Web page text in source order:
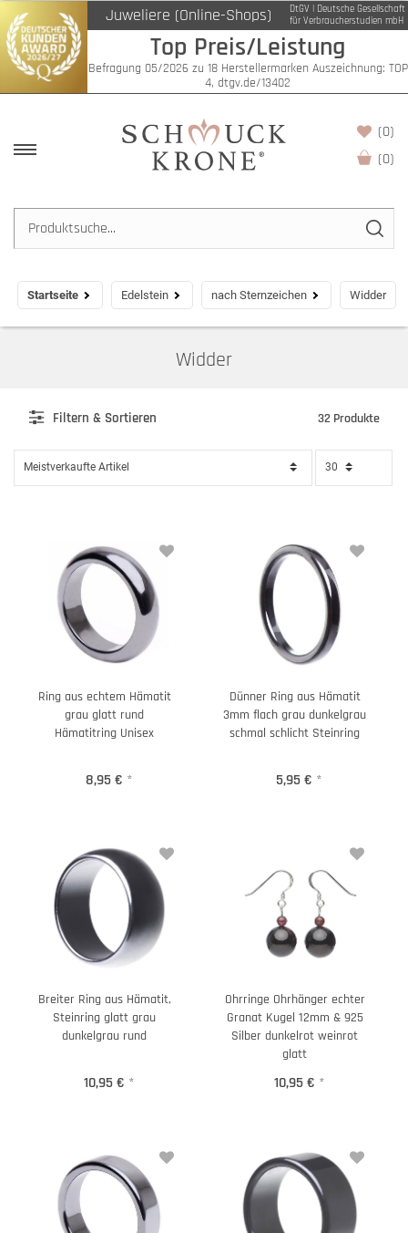
Juweliere (Online-Shops)
DtGV | Deutsche Gesellschaft
für Verbraucherstudien mbH
Top Preis/Leistung
Befragung 05/2026 zu 18 Herstellermarken Auszeichnung: TOP
4, dtgv.de/13402
(0)
(0)
Startseite Edelstein nach Sternzeichen Widder
Widder
Filtern & Sortieren 32 Produkte
Ring aus echtem Hämatit
grau glatt rund
Hämatitring Unisex
8,95 € *
Dünner Ring aus Hämatit
3mm flach grau dunkelgrau
schmal schlicht Steinring
5,95 € *
Breiter Ring aus Hämatit,
Steinring glatt grau
dunkelgrau rund
10,95 € *
Ohrringe Ohrhänger echter
Granat Kugel 12mm & 925
Silber dunkelrot weinrot
glatt
10,95 € *
Filter